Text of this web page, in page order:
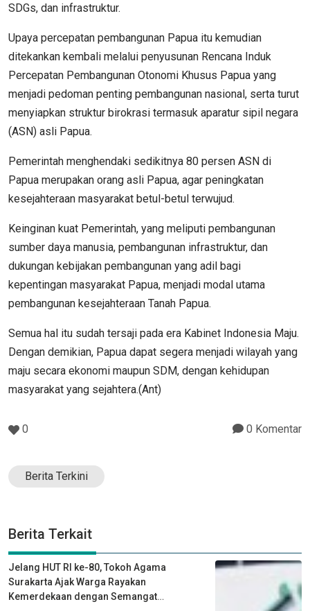
SDGs, dan infrastruktur.
Upaya percepatan pembangunan Papua itu kemudian
ditekankan kembali melalui penyusunan Rencana Induk
Percepatan Pembangunan Otonomi Khusus Papua yang
menjadi pedoman penting pembangunan nasional, serta turut
menyiapkan struktur birokrasi termasuk aparatur sipil negara
(ASN) asli Papua.
Pemerintah menghendaki sedikitnya 80 persen ASN di
Papua merupakan orang asli Papua, agar peningkatan
kesejahteraan masyarakat betul-betul terwujud.
Keinginan kuat Pemerintah, yang meliputi pembangunan
sumber daya manusia, pembangunan infrastruktur, dan
dukungan kebijakan pembangunan yang adil bagi
kepentingan masyarakat Papua, menjadi modal utama
pembangunan kesejahteraan Tanah Papua.
Semua hal itu sudah tersaji pada era Kabinet Indonesia Maju.
Dengan demikian, Papua dapat segera menjadi wilayah yang
maju secara ekonomi maupun SDM, dengan kehidupan
masyarakat yang sejahtera.(Ant)
0 0 Komentar
Berita Terkini
Berita Terkait
Jelang HUT RI ke-80, Tokoh Agama
Surakarta Ajak Warga Rayakan
Kemerdekaan dengan Semangat